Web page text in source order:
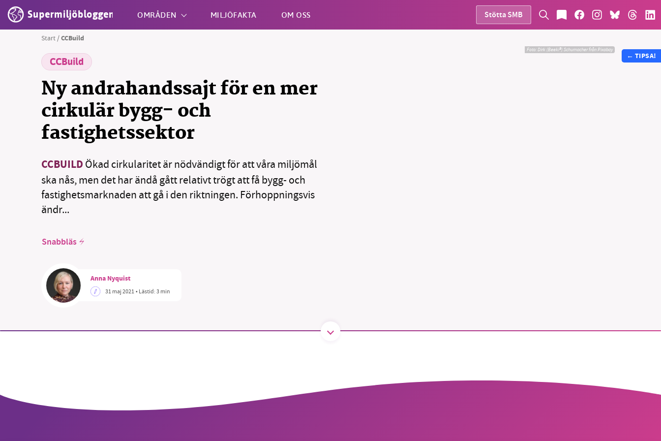
Supermiljöbloggen OMRÅDEN MILJÖFAKTA OM OSS Stötta SMB
Start /CCBuild
CCBuild
Ny andrahandssajt för en mer
cirkulär bygg- och
fastighetssektor
CCBUILD Ökad cirkularitet är nödvändigt för att våra miljömål
ska nås, men det har ändå gått relativt trögt att få bygg- och
fastighetsmarknaden att gå i den riktningen. Förhoppningsvis
ändr...
Snabbläs
Anna Nyquist
31 maj 2021• Lästid:3 min
Foto:Dirk (Beeki®) Schumacher från Pixabay
← TIPSA!
Läs vad vi vill göra